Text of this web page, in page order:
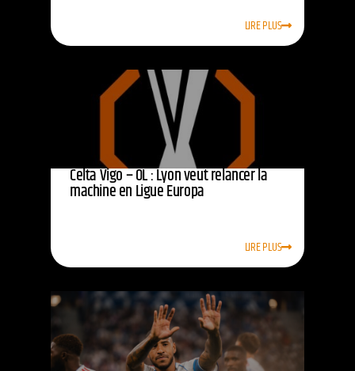
LIRE PLUS
Celta Vigo – OL : Lyon veut relancer la
machine en Ligue Europa
LIRE PLUS